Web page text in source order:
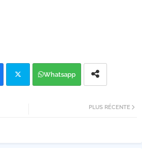
Whatsapp
PLUS RÉCENTE